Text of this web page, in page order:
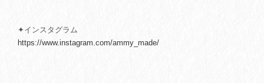
✦インスタグラム
https://www.instagram.com/ammy_made/